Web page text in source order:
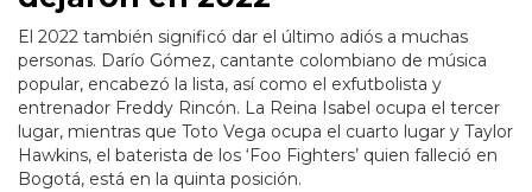
El 2022 también significó dar el último adiós a muchas
personas. Darío Gómez, cantante colombiano de música
popular, encabezó la lista, así como el exfutbolista y
entrenador Freddy Rincón. La Reina Isabel ocupa el tercer
lugar, mientras que Toto Vega ocupa el cuarto lugar y Taylor
Hawkins, el baterista de los ‘Foo Fighters’ quien falleció en
Bogotá, está en la quinta posición.